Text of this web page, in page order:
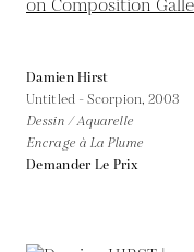
Damien Hirst
Untitled - Scorpion,2003
Dessin / Aquarelle
Encrage à La Plume
Demander Le Prix